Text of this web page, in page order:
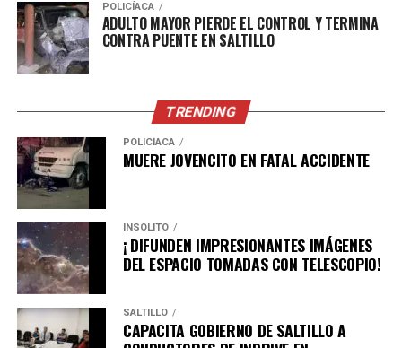
POLICÍACA
ADULTO MAYOR PIERDE EL CONTROL Y TERMINA
CONTRA PUENTE EN SALTILLO
TRENDING
POLICÍACA
MUERE JOVENCITO EN FATAL ACCIDENTE
INSÓLITO
¡ DIFUNDEN IMPRESIONANTES IMÁGENES
DEL ESPACIO TOMADAS CON TELESCOPIO!
SALTILLO
CAPACITA GOBIERNO DE SALTILLO A